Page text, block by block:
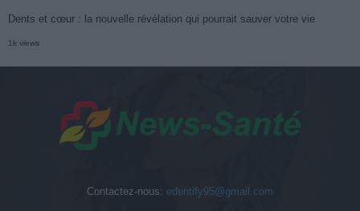
Dents et cœur : la nouvelle révélation qui pourrait sauver votre vie
1k views
Contactez-nous: edentify95@gmail.com